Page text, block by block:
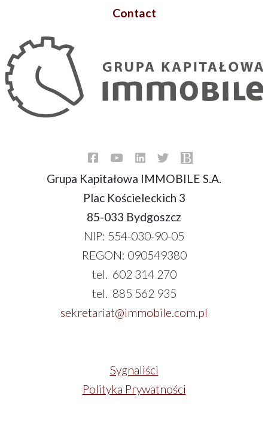
Contact
Grupa Kapitałowa IMMOBILE S.A.
Plac Kościeleckich 3
85-033 Bydgoszcz
NIP: 554-030-90-05
REGON: 090549380
tel. 602 314 270
tel. 885 562 935
sekretariat@immobile.com.pl
Sygnaliści
Polityka Prywatności